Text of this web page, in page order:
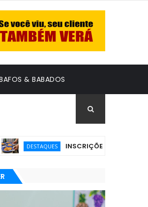
& BABADOS
DESTAQUES INSCRIÇÕES PARA O PRÊMIO